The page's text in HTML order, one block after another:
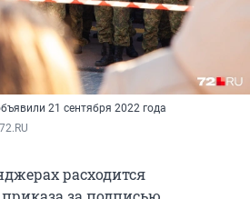
21 сентября 2022 года
расходится